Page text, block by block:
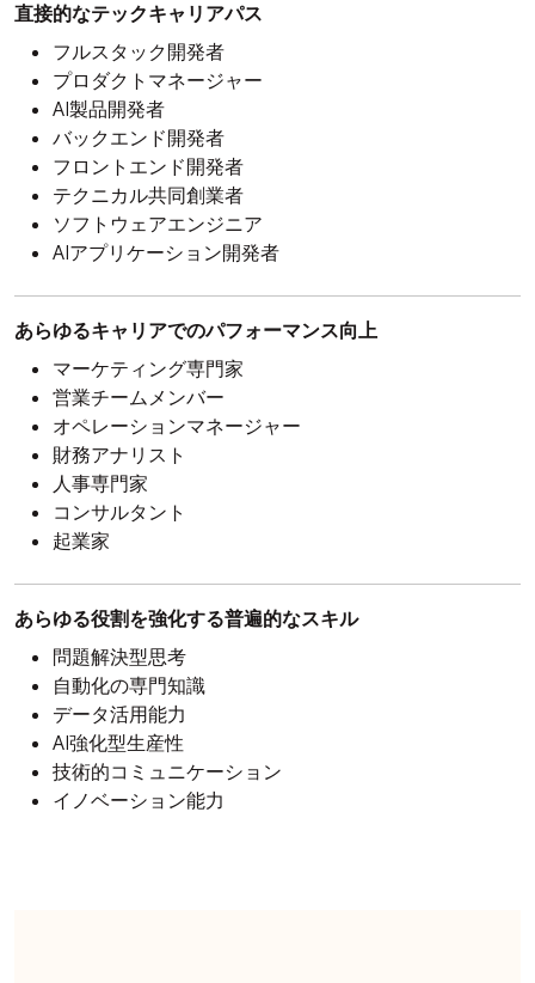
直接的なテックキャリアパス
フルスタック開発者
プロダクトマネージャー
AI製品開発者
バックエンド開発者
フロントエンド開発者
テクニカル共同創業者
ソフトウェアエンジニア
AIアプリケーション開発者
あらゆるキャリアでのパフォーマンス向上
マーケティング専門家
営業チームメンバー
オペレーションマネージャー
財務アナリスト
人事専門家
コンサルタント
起業家
あらゆる役割を強化する普遍的なスキル
問題解決型思考
自動化の専門知識
データ活用能力
AI強化型生産性
技術的コミュニケーション
イノベーション能力